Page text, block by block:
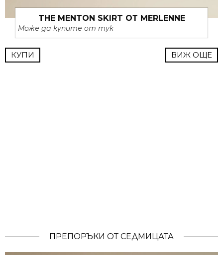
THE MENTON SKIRT ОТ MERLENNE
Може да купите от тук
КУПИ ВИЖ ОЩЕ
ПРЕПОРЪКИ ОТ СЕДМИЦАТА